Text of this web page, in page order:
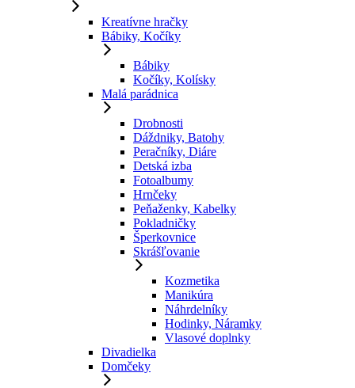
Kreatívne hračky
Bábiky, Kočíky
Bábiky
Kočíky, Kolísky
Malá parádnica
Drobnosti
Dáždniky, Batohy
Peračníky, Diáre
Detská izba
Fotoalbumy
Hrnčeky
Peňaženky, Kabelky
Pokladničky
Šperkovnice
Skrášľovanie
Kozmetika
Manikúra
Náhrdelníky
Hodinky, Náramky
Vlasové doplnky
Divadielka
Domčeky